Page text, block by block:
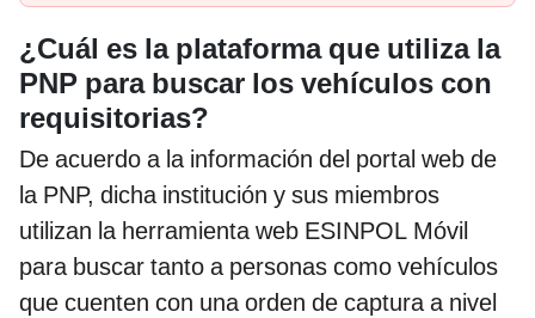
¿Cuál es la plataforma que utiliza la
PNP para buscar los vehículos con
requisitorias?
De acuerdo a la información del portal web de
la PNP, dicha institución y sus miembros
utilizan la herramienta web ESINPOL Móvil
para buscar tanto a personas como vehículos
que cuenten con una orden de captura a nivel